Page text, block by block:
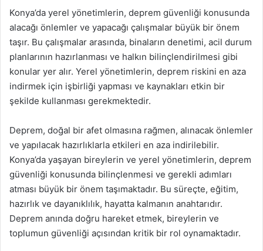
Konya’da yerel yönetimlerin, deprem güvenliği konusunda
alacağı önlemler ve yapacağı çalışmalar büyük bir önem
taşır. Bu çalışmalar arasında, binaların denetimi, acil durum
planlarının hazırlanması ve halkın bilinçlendirilmesi gibi
konular yer alır. Yerel yönetimlerin, deprem riskini en aza
indirmek için işbirliği yapması ve kaynakları etkin bir
şekilde kullanması gerekmektedir.
Deprem, doğal bir afet olmasına rağmen, alınacak önlemler
ve yapılacak hazırlıklarla etkileri en aza indirilebilir.
Konya’da yaşayan bireylerin ve yerel yönetimlerin, deprem
güvenliği konusunda bilinçlenmesi ve gerekli adımları
atması büyük bir önem taşımaktadır. Bu süreçte, eğitim,
hazırlık ve dayanıklılık, hayatta kalmanın anahtarıdır.
Deprem anında doğru hareket etmek, bireylerin ve
toplumun güvenliği açısından kritik bir rol oynamaktadır.